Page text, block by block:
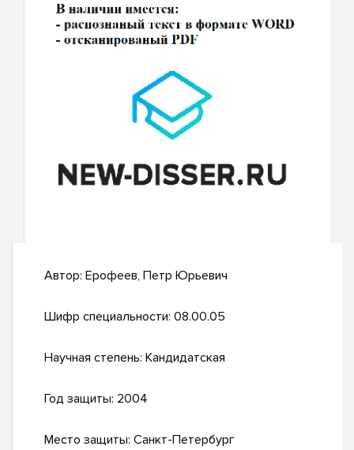
Автор: Ерофеев, Петр Юрьевич
Шифр специальности: 08.00.05
Научная степень: Кандидатская
Год защиты: 2004
Место защиты: Санкт-Петербург